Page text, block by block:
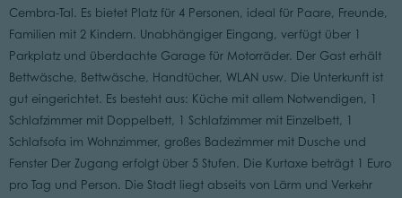
Cembra-Tal. Es bietet Platz für 4 Personen, ideal für Paare, Freunde,
Familien mit 2 Kindern. Unabhängiger Eingang, verfügt über 1
Parkplatz und überdachte Garage für Motorräder. Der Gast erhält
Bettwäsche, Bettwäsche, Handtücher, WLAN usw. Die Unterkunft ist
gut eingerichtet. Es besteht aus: Küche mit allem Notwendigen, 1
Schlafzimmer mit Doppelbett, 1 Schlafzimmer mit Einzelbett, 1
Schlafsofa im Wohnzimmer, großes Badezimmer mit Dusche und
Fenster Der Zugang erfolgt über 5 Stufen. Die Kurtaxe beträgt 1 Euro
pro Tag und Person. Die Stadt liegt abseits von Lärm und Verkehr